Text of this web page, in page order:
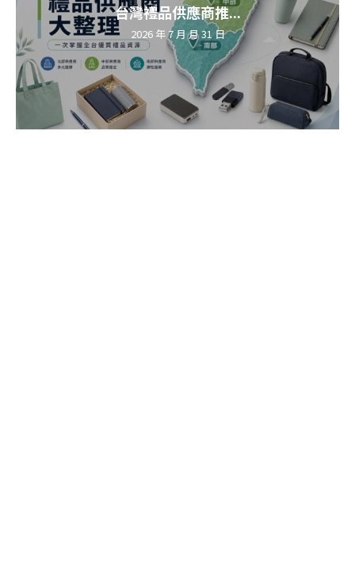
台灣禮品供應商推...
2026 年 7 月 月 31 日